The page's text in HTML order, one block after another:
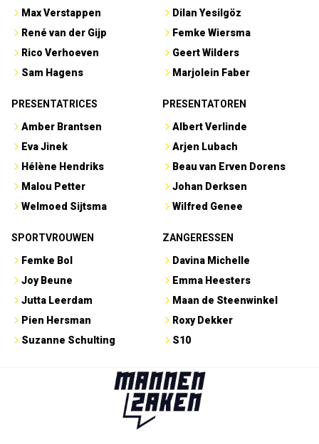
Max Verstappen
René van der Gijp
Rico Verhoeven
Sam Hagens
Dilan Yesilgöz
Femke Wiersma
Geert Wilders
Marjolein Faber
PRESENTATRICES
Amber Brantsen
Eva Jinek
Hélène Hendriks
Malou Petter
Welmoed Sijtsma
PRESENTATOREN
Albert Verlinde
Arjen Lubach
Beau van Erven Dorens
Johan Derksen
Wilfred Genee
SPORTVROUWEN
Femke Bol
Joy Beune
Jutta Leerdam
Pien Hersman
Suzanne Schulting
ZANGERESSEN
Davina Michelle
Emma Heesters
Maan de Steenwinkel
Roxy Dekker
S10